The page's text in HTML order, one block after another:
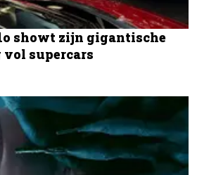
showt zijn gigantische
supercars